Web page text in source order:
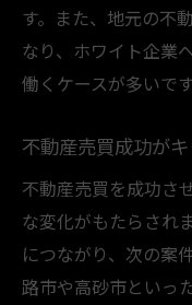
す。また、地元の不
なり、ホワイト企業
働くケースが多いです
不動産売買成功が
不動産売買を成功さ
な変化がもたらされ
につながり、次の案
路市や高砂市といっ